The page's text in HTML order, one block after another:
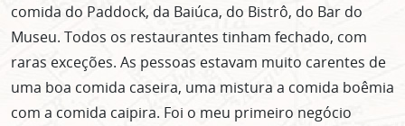
comida do Paddock, da Baiúca, do Bistrô, do Bar do
Museu. Todos os restaurantes tinham fechado, com
raras exceções. As pessoas estavam muito carentes de
uma boa comida caseira, uma mistura a comida boêmia
com a comida caipira. Foi o meu primeiro negócio